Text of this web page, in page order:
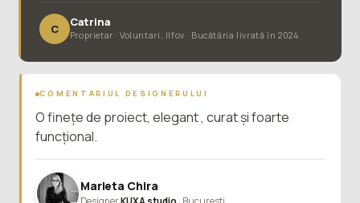
C Catrina
Proprietar · Voluntari, Ilfov · Bucătăria livrată în 2024
COMENTARIUL DESIGNERULUI
O finețe de proiect, elegant , curat și foarte
funcțional.
Marieta Chira